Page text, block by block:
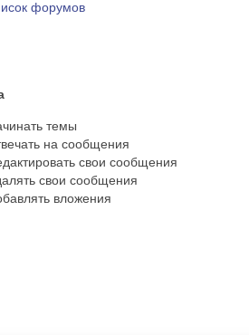
форумов
темы
на сообщения
свои сообщения
свои сообщения
вложения